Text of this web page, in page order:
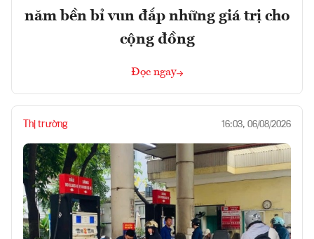
năm bền bỉ vun đắp những giá trị cho
cộng đồng
Đọc ngay
Thị trường 16:03, 06/08/2026